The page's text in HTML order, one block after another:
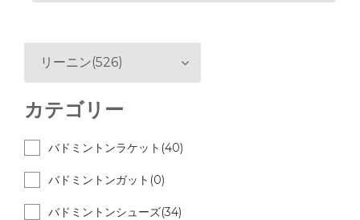
リーニン(526)
カテゴリー
バドミントンラケット(40)
バドミントンガット(0)
バドミントンシューズ(34)